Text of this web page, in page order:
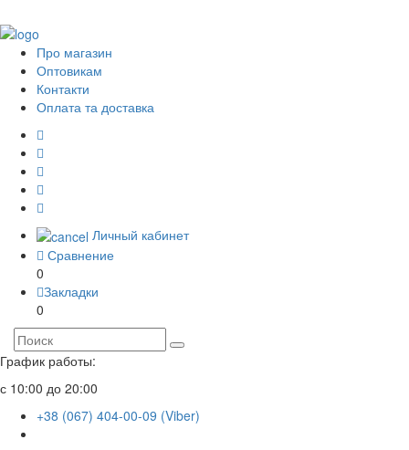
Про магазин
Оптовикам
Контакти
Оплата та доставка
Личный кабинет
Сравнение
0
Закладки
0
График работы:
с 10:00 до 20:00
+38 (067) 404-00-09 (Viber)